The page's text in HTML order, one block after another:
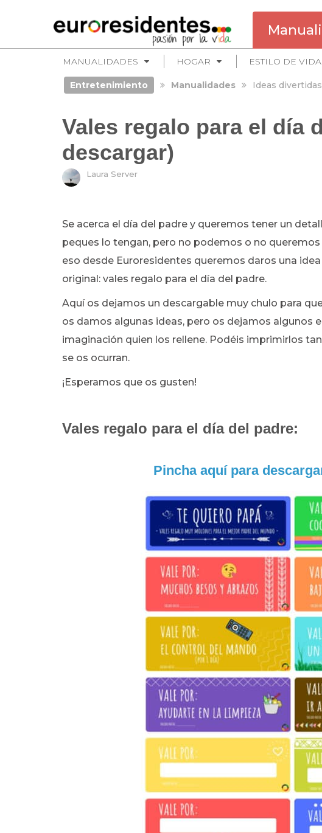
MANUALIDADES HOGAR ESTILO DE VIDA
Entretenimiento Manualidades Ideas divertidas
Vales regalo para el día
descargar)
Laura Server
Se acerca el día del padre y queremos tener un
peques lo tengan, pero no podemos o no
eso desde Euroresidentes queremos daros una
original: vales regalo para el día del padre.
Aquí os dejamos un descargable muy chulo para
os damos algunas ideas, pero os dejamos algunos
imaginación quien los rellene. Podéis imprimirlos
se os ocurran.
¡Esperamos que os gusten!
Vales regalo para el día del padre:
Pincha aquí para